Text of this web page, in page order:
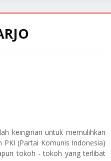
keinginan untuk memulihkan
(Partai Komunis Indonesia)
tokoh - tokoh yang terlibat